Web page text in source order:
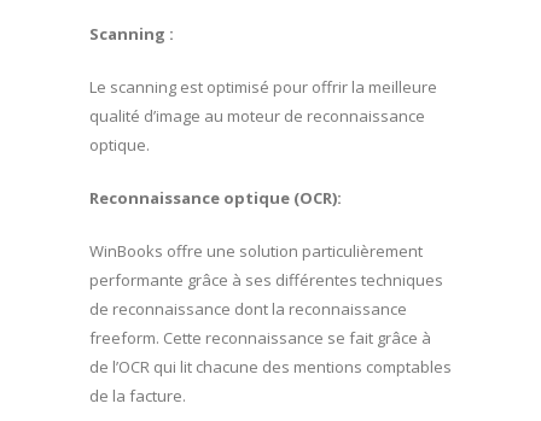
Scanning :
Le scanning est optimisé pour offrir la meilleure
qualité d’image au moteur de reconnaissance
optique.
Reconnaissance optique (OCR):
WinBooks offre une solution particulièrement
performante grâce à ses différentes techniques
de reconnaissance dont la reconnaissance
freeform. Cette reconnaissance se fait grâce à
de l’OCR qui lit chacune des mentions comptables
de la facture.